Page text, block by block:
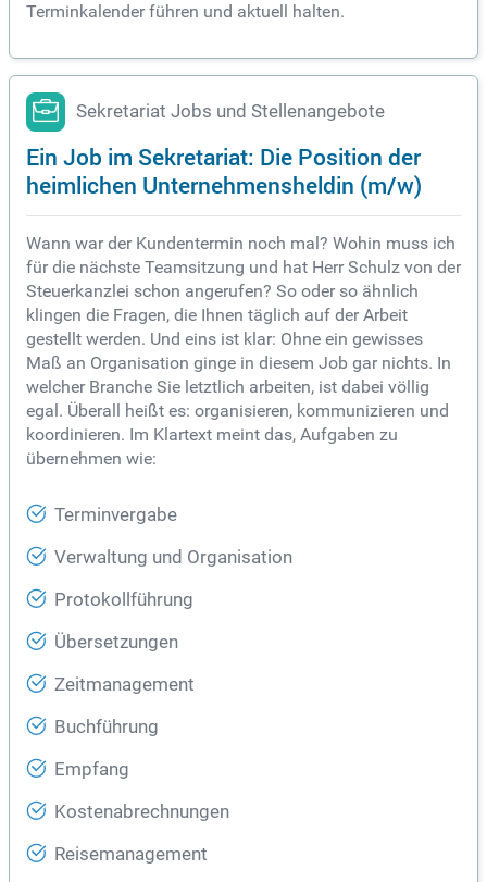
Terminkalender führen und aktuell halten.
Sekretariat Jobs und Stellenangebote
Ein Job im Sekretariat: Die Position der
heimlichen Unternehmensheldin (m/w)
Wann war der Kundentermin noch mal? Wohin muss ich
für die nächste Teamsitzung und hat Herr Schulz von der
Steuerkanzlei schon angerufen? So oder so ähnlich
klingen die Fragen, die Ihnen täglich auf der Arbeit
gestellt werden. Und eins ist klar: Ohne ein gewisses
Maß an Organisation ginge in diesem Job gar nichts. In
welcher Branche Sie letztlich arbeiten, ist dabei völlig
egal. Überall heißt es: organisieren, kommunizieren und
koordinieren. Im Klartext meint das, Aufgaben zu
übernehmen wie:
Terminvergabe
Verwaltung und Organisation
Protokollführung
Übersetzungen
Zeitmanagement
Buchführung
Empfang
Kostenabrechnungen
Reisemanagement